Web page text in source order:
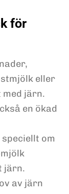
för
eller
järn.
en ökad
om
järn.
av järn